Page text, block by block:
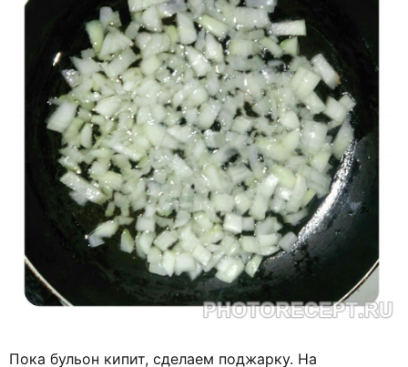
Пока бульон кипит, сделаем поджарку. На